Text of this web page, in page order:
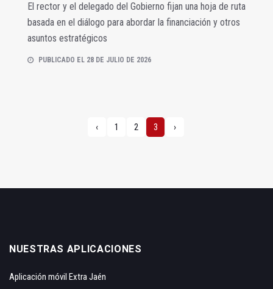
El rector y el delegado del Gobierno fijan una hoja de ruta
basada en el diálogo para abordar la financiación y otros
asuntos estratégicos
PUBLICADO EL 28 DE JULIO DE 2026
‹ 1 2 3 ›
NUESTRAS APLICACIONES
Aplicación móvil Extra Jaén